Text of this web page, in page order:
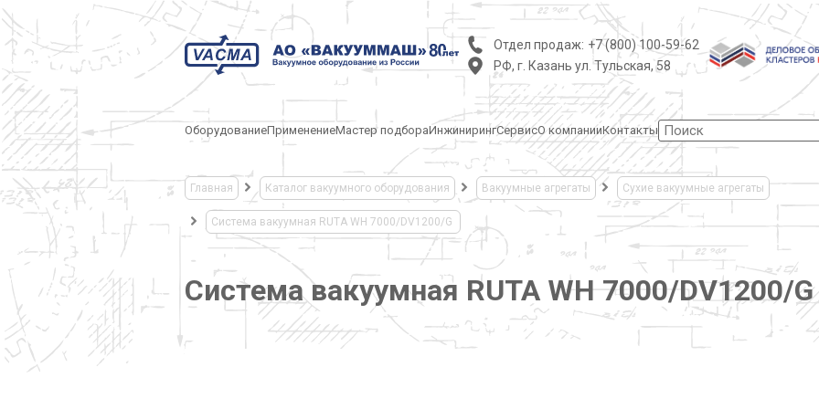
Отдел продаж: +7 (800) 100-59-62
РФ, г. Казань ул. Тульская, 58
ОборудованиеПрименениеМастер подбораИнжинирингСервисО компанииКонтакты
Главная Каталог вакуумного оборудования Вакуумные агрегаты Сухие вакуумные агрегаты
Система вакуумная RUTA WH 7000/DV1200/G
Система вакуумная RUTA WH 7000/DV1200/